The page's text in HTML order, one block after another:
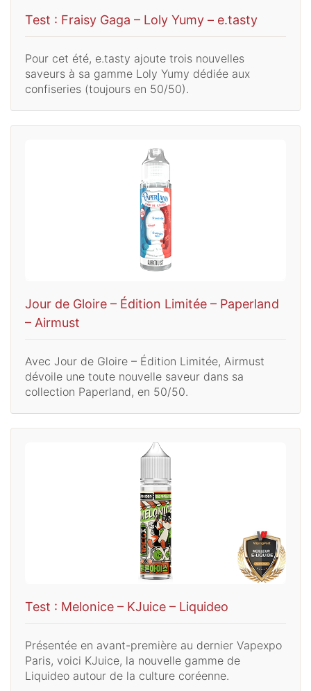
Test : Fraisy Gaga – Loly Yumy – e.tasty
Pour cet été, e.tasty ajoute trois nouvelles
saveurs à sa gamme Loly Yumy dédiée aux
confiseries (toujours en 50/50).
Jour de Gloire – Édition Limitée – Paperland
– Airmust
Avec Jour de Gloire – Édition Limitée, Airmust
dévoile une toute nouvelle saveur dans sa
collection Paperland, en 50/50.
Test : Melonice – KJuice – Liquideo
Présentée en avant-première au dernier Vapexpo
Paris, voici KJuice, la nouvelle gamme de
Liquideo autour de la culture coréenne.